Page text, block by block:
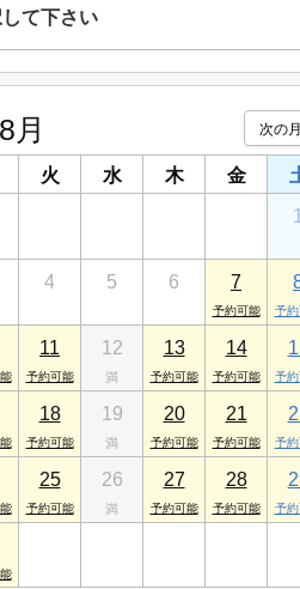
て下さい
日住宅 賃貸仲介専門店
ト松江北店
子町208-3
住宅 出雲店
月
火 水 木 金
1
4 5 6 7
11 12 13 14
18 19 20 21
25 26 27 28